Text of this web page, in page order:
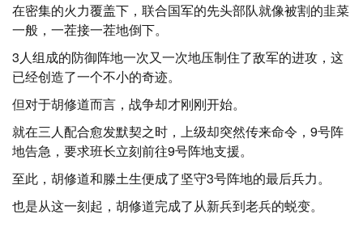
在密集的火力覆盖下，联合国军的先头部队就像被割的韭菜
一般，一茬接一茬地倒下。
3人组成的防御阵地一次又一次地压制住了敌军的进攻，这
已经创造了一个不小的奇迹。
但对于胡修道而言，战争却才刚刚开始。
就在三人配合愈发默契之时，上级却突然传来命令，9号阵
地告急，要求班长立刻前往9号阵地支援。
至此，胡修道和滕土生便成了坚守3号阵地的最后兵力。
也是从这一刻起，胡修道完成了从新兵到老兵的蜕变。